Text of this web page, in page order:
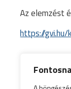
Az elemzést
https://